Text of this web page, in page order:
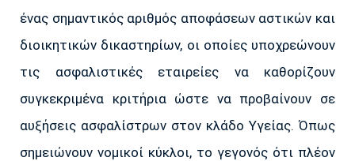
ένας σημαντικός αριθμός αποφάσεων αστικών και
διοικητικών δικαστηρίων, οι οποίες υποχρεώνουν
τις ασφαλιστικές εταιρείες να καθορίζουν
συγκεκριμένα κριτήρια ώστε να προβαίνουν σε
αυξήσεις ασφαλίστρων στον κλάδο Υγείας. Όπως
σημειώνουν νομικοί κύκλοι, το γεγονός ότι πλέον